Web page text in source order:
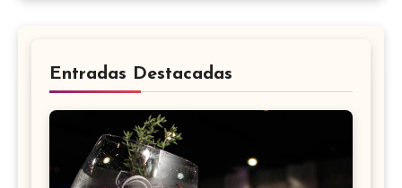
Entradas Destacadas